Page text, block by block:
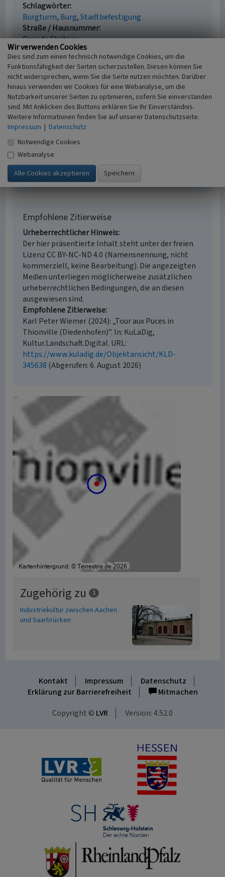
Schlagwörter
Burgturm Burg Stadtbefestigung
Straße / Hausnummer
Cour du Chateau
Ort
57100 Thionville (Diedenhofen) / Frankreich
Fachsicht(en)
Kulturlandschaftspflege, Denkmalpflege,
Landeskunde, Architekturgeschichte
Erfassungsmaßstab
i.d.R. 1:5.000 (größer als 1:20.000)
Erfassungsmethode
Literaturauswertung, Geländebegehung/-
kartierung
Historischer Zeitraum
Beginn 1200 bis 1300
Empfohlene Zitierweise
Urheberrechtlicher Hinweis
Der hier präsentierte Inhalt steht unter der freien
Lizenz CC BY-NC-ND 4.0 (Namensnennung, nicht
kommerziell, keine Bearbeitung). Die angezeigten
Medien unterliegen möglicherweise zusätzlichen
urheberrechtlichen Bedingungen, die an diesen
ausgewiesen sind.
Empfohlene Zitierweise
Karl Peter Wiemer (2024): „Tour aux Puces in
Thionville (Diedenhofen)”. In: KuLaDig,
Kultur.Landschaft.Digital. URL:
https://www.kuladig.de/Objektansicht/KLD-
345638 (Abgerufen: 6. August 2026)
Zugehörig zu 1
Industriekultur zwischen Aachen
und Saarbrücken
Kontakt Impressum
Datenschutz
Erklärung zur Barrierefreiheit
Mitmachen
Copyright © LVR Version: 4.52.0
Wir verwenden Cookies
Dies sind zum einen technisch notwendige Cookies, um die
Funktionsfähigkeit der Seiten sicherzustellen. Diesen können Sie
nicht widersprechen, wenn Sie die Seite nutzen möchten. Darüber
hinaus verwenden wir Cookies für eine Webanalyse, um die
Nutzbarkeit unserer Seiten zu optimieren, sofern Sie einverstanden
sind. Mit Anklicken des Buttons erklären Sie Ihr Einverständnis.
Weitere Informationen finden Sie auf unserer Datenschutzseite.
Impressum | Datenschutz
Notwendige Cookies
Webanalyse